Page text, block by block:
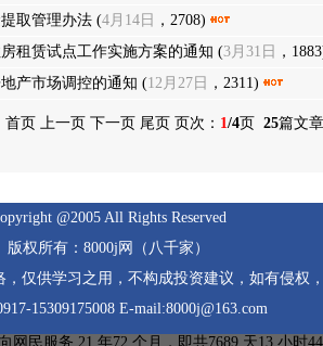
取管理办法 (4月14日 ，2708)
租赁试点工作实施方案的通知 (3月31日 ，
产市场调控的通知 (12月27日 ，2311)
首页 上一页 下一页 尾页 页次： 1/4页 25篇文
@2005 All Rights Reserved
版权所有：8000j网（八千家）
仅供学习之用，不构成投资建议，如有侵权，
15309175008 E-mail:8000j@163.com
网民服务 21 年72 个月，即共7689 天13 小时